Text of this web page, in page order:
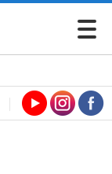
모바일